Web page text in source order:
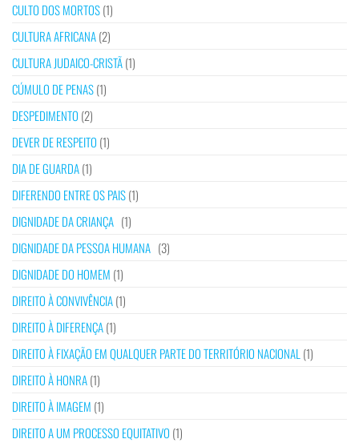
CULTO DOS MORTOS(1)
CULTURA AFRICANA(2)
CULTURA JUDAICO-CRISTÃ(1)
CÚMULO DE PENAS(1)
DESPEDIMENTO (2)
DEVER DE RESPEITO (1)
DIA DE GUARDA(1)
DIFERENDO ENTRE OS PAIS(1)
DIGNIDADE DA CRIANÇA (1)
DIGNIDADE DA PESSOA HUMANA (3)
DIGNIDADE DO HOMEM (1)
DIREITO À CONVIVÊNCIA(1)
DIREITO À DIFERENÇA(1)
DIREITO À FIXAÇÃO EM QUALQUER PARTE DO TERRITÓRIO NACIONAL (1)
DIREITO À HONRA(1)
DIREITO À IMAGEM (1)
DIREITO A UM PROCESSO EQUITATIVO (1)